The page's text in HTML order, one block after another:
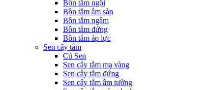
Bồn tắm ngồi
Bồn tắm âm sàn
Bồn tắm ngâm
Bồn tắm đứng
Bồn tắm áp lực
Sen cây tắm
Củ Sen
Sen cây tắm mạ vàng
Sen cây tắm đứng
Sen cây tắm âm tường